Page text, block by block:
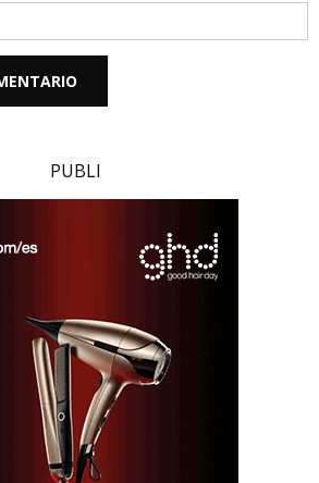
PUBLI